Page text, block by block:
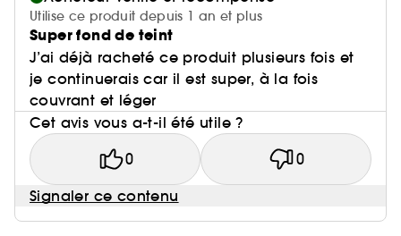
Utilise ce produit depuis 1 an et plus
Super fond de teint
J’ai déjà racheté ce produit plusieurs fois et
je continuerais car il est super, à la fois
couvrant et léger
Cet avis vous a-t-il été utile ?
0 0
Signaler ce contenu